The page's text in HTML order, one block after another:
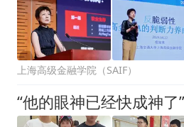
上海高级金融学院（SAIF）